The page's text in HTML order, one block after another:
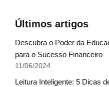
Últimos artigos
Descubra o Poder da
para o Sucesso Financeiro
11/06/2024
Leitura Inteligente: 5 Dicas